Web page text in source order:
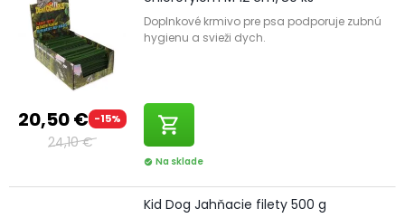
20,50 € -15%
24,10 €
Doplnkové krmivo pre psa podporuje zubnú
hygienu a svieži dych.
shopping_cart
check_circle Na sklade
Kid Dog Jahňacie filety 500 g